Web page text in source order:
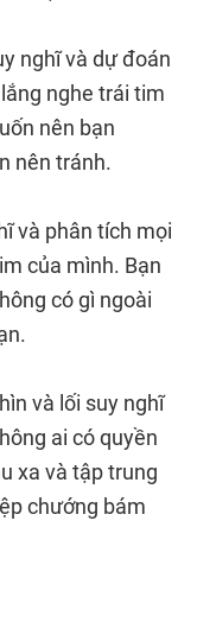
nghĩ và dự đoán
nghe trái tim
nên bạn
nên tránh.
và phân tích mọi
của mình. Bạn
có gì ngoài
và lối suy nghĩ
ai có quyền
xa và tập trung
chướng bám